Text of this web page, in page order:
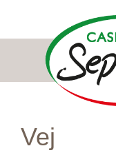
Vej